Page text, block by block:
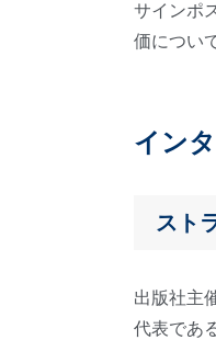
サインポ
価につい
イン
スト
出版社主
代表であ